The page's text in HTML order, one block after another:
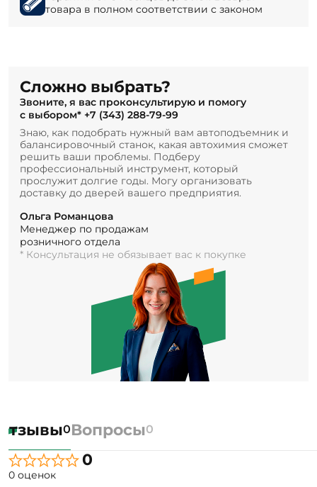
товара в полном соответствии с законом
Сложно выбрать?
Звоните, я вас проконсультирую и помогу
с выбором* +7 (343) 288-79-99
Знаю, как подобрать нужный вам автоподъемник и
балансировочный станок, какая автохимия сможет
решить ваши проблемы. Подберу
профессиональный инструмент, который
прослужит долгие годы. Могу организовать
доставку до дверей вашего предприятия.
Ольга Романцова
Менеджер по продажам
розничного отдела
* Консультация не обязывает вас к покупке
0Вопросы0
0
0 оценок